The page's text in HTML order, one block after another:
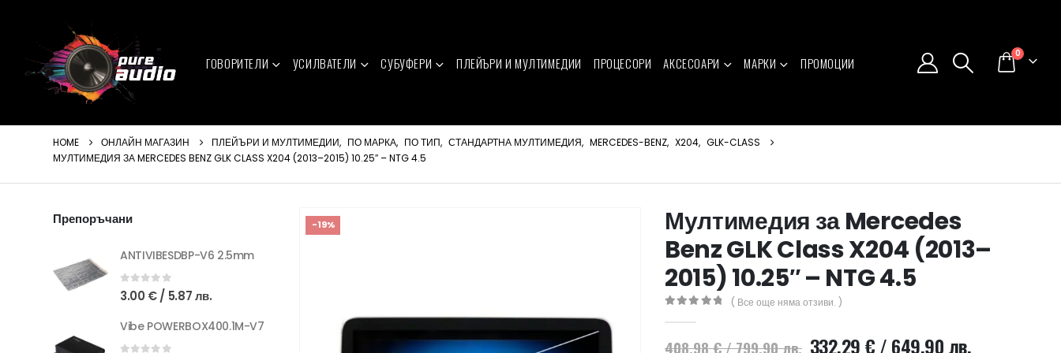
ГОВОРИТЕЛИ УСИЛВАТЕЛИ СУБУФЕРИ ПЛЕЙЪРИ И МУЛТИМЕДИИ ПРОЦЕСОРИ АКСЕСОАРИ МАРКИ ПРОМОЦИИ
0
HOME ОНЛАЙН МАГАЗИН ПЛЕЙЪРИ И МУЛТИМЕДИИ, ПО МАРКА, ПО ТИП, СТАНДАРТНА МУЛТИМЕДИЯ, MERCEDES-BENZ, X204, GLK-CLASS
МУЛТИМЕДИЯ ЗА MERCEDES BENZ GLK CLASS X204 (2013–2015) 10.25″ – NTG 4.5
-19%
Мултимедия за Mercedes
Benz GLK Class X204 (2013–
2015) 10.25″ – NTG 4.5
( Все още няма отзиви. )
408.98€/ 799.90 лв. Original
332.29€/ 649.90 лв.Текущата
Препоръчани
ANTIVIBESDBP-V6 2.5mm
0out of 5
3.00 €/ 5.87 лв.
Vibe POWERBOX400.1M-V7